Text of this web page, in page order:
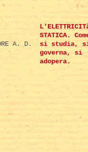
A. D.
STATICA.
si studia,
governa, si
adopera.